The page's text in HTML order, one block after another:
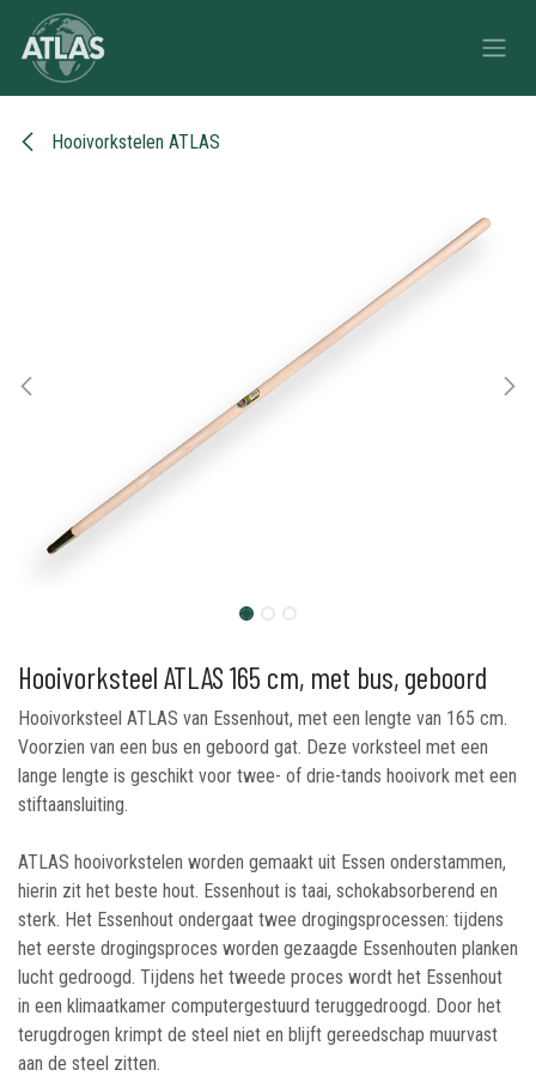
Overslaan naar inhoud
Hooivorkstelen ATLAS
Hooivorksteel ATLAS 165 cm, met bus, geboord
Hooivorksteel ATLAS van Essenhout, met een lengte van 165 cm.
Voorzien van een bus en geboord gat. Deze vorksteel met een
lange lengte is geschikt voor twee- of drie-tands hooivork met een
stiftaansluiting.
ATLAS hooivorkstelen worden gemaakt uit Essen onderstammen,
hierin zit het beste hout. Essenhout is taai, schokabsorberend en
sterk. Het Essenhout ondergaat twee drogingsprocessen: tijdens
het eerste drogingsproces worden gezaagde Essenhouten planken
lucht gedroogd. Tijdens het tweede proces wordt het Essenhout
in een klimaatkamer computergestuurd teruggedroogd. Door het
terugdrogen krimpt de steel niet en blijft gereedschap muurvast
aan de steel zitten.